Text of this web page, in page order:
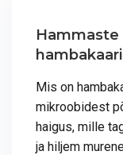
Mis on
mikroobidest
haigus, mille
ja hiljem